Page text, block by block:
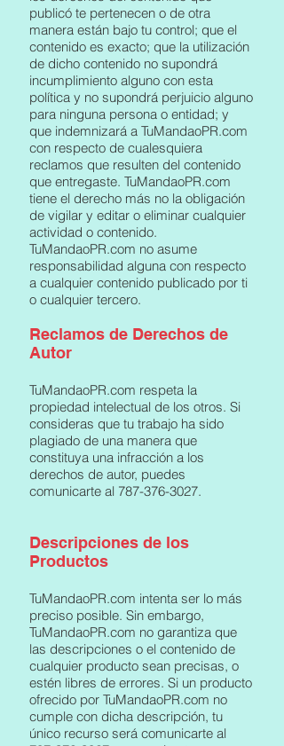
publicó te pertenecen o de otra
manera están bajo tu control; que el
contenido es exacto; que la utilización
de dicho contenido no supondrá
incumplimiento alguno con esta
política y no supondrá perjuicio alguno
para ninguna persona o entidad; y
que indemnizará a TuMandaoPR.com
con respecto de cualesquiera
reclamos que resulten del contenido
que entregaste. TuMandaoPR.com
tiene el derecho más no la obligación
de vigilar y editar o eliminar cualquier
actividad o contenido.
TuMandaoPR.com no asume
responsabilidad alguna con respecto
a cualquier contenido publicado por ti
o cualquier tercero.
Reclamos de Derechos de
Autor
TuMandaoPR.com respeta la
propiedad intelectual de los otros. Si
consideras que tu trabajo ha sido
plagiado de una manera que
constituya una infracción a los
derechos de autor, puedes
comunicarte al 787-376-3027.
Descripciones de los
Productos
TuMandaoPR.com intenta ser lo más
preciso posible. Sin embargo,
TuMandaoPR.com no garantiza que
las descripciones o el contenido de
cualquier producto sean precisas, o
estén libres de errores. Si un producto
ofrecido por TuMandaoPR.com no
cumple con dicha descripción, tu
único recurso será comunicarte al